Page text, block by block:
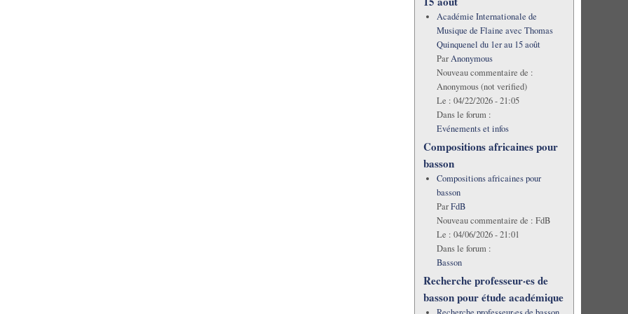
Académie Internationale de
Musique de Flaine avec Thomas
Quinquenel du 1er au 15 août
ParAnonymous
Nouveau commentaire de :
Anonymous (not verified)
Le : 04/22/2026 - 21:05
Dans le forum :
Evénements et infos
Compositions africaines pour
basson
Compositions africaines pour
basson
ParFdB
Nouveau commentaire de : FdB
Le : 04/06/2026 - 21:01
Dans le forum :
Basson
Recherche professeur·es de
basson pour étude académique